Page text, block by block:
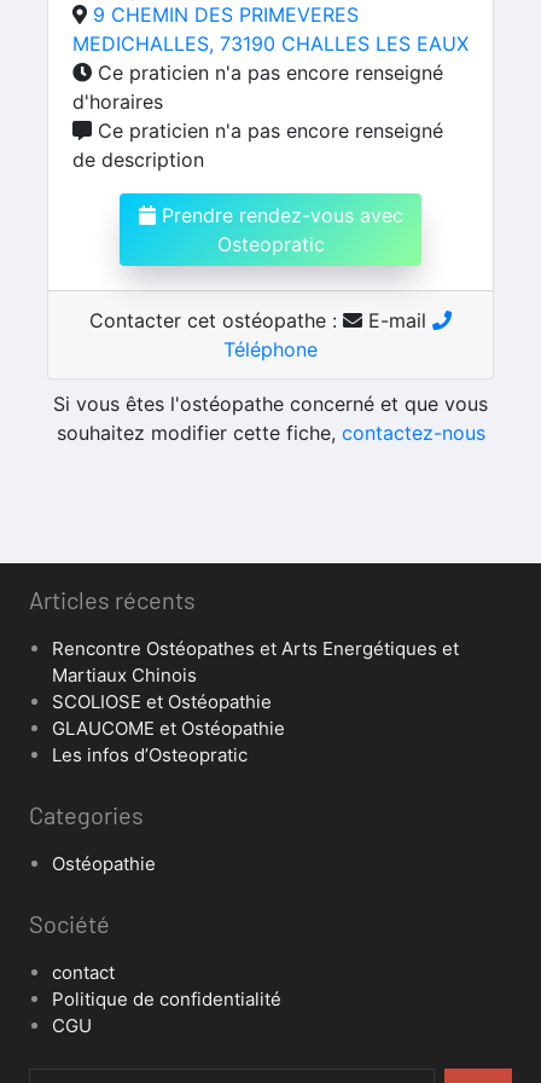
9 CHEMIN DES PRIMEVERES
MEDICHALLES, 73190 CHALLES LES EAUX
Ce praticien n'a pas encore renseigné
d'horaires
Ce praticien n'a pas encore renseigné
de description
Prendre rendez-vous avec
Osteopratic
Contacter cet ostéopathe :
E-mail
Téléphone
Si vous êtes l'ostéopathe concerné et que vous
souhaitez modifier cette fiche, contactez-nous
Articles récents
Rencontre Ostéopathes et Arts Energétiques et
Martiaux Chinois
SCOLIOSE et Ostéopathie
GLAUCOME et Ostéopathie
Les infos d’Osteopratic
Categories
Ostéopathie
Société
contact
Politique de confidentialité
CGU